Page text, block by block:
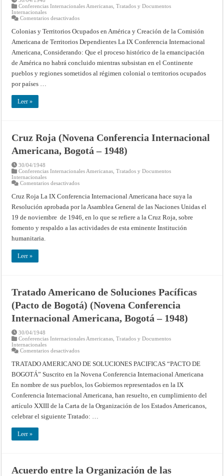
Conferencias Internacionales Americanas ,Tratados y Documentos
Internacionales
Comentarios desactivadosen
y
territorios
ocupados
América
y
creación
de
la
Bogotá
1948)
Colonias y Territorios Ocupados en América y Creación de la Comisión
Americana de Territorios Dependientes La IX Conferencia Internacional
Americana, Considerando: Que el proceso histórico de la emancipación
de América no habrá concluido mientras subsistan en el Continente
pueblos y regiones sometidos al régimen colonial o territorios ocupados
por países …
Leer »
Cruz Roja (Novena Conferencia Internacional
Americana, Bogotá – 1948)
30/04/1948
Conferencias Internacionales Americanas ,Tratados y Documentos
Internacionales
Comentarios desactivadosen
Roja
(Novena
Conferencia
Americana,
Bogotá
–
Cruz Roja La IX Conferencia Internacional Americana hace suya la
Resolución aprobada por la Asamblea General de las Naciones Unidas el
19 de noviembre de 1946, en lo que se refiere a la Cruz Roja, sobre
fomento y respaldo a las actividades de esta eminente Institución
humanitaria.
Leer »
Tratado Americano de Soluciones Pacíficas
(Pacto de Bogotá) (Novena Conferencia
Internacional Americana, Bogotá – 1948)
30/04/1948
Conferencias Internacionales Americanas ,Tratados y Documentos
Internacionales
Comentarios desactivadosen
Americano
de
Soluciones
(Pacto
de
Bogotá)
(Novena
Conferencia
Internacional
TRATADO AMERICANO DE SOLUCIONES PACIFICAS “PACTO DE
BOGOTÁ” Suscrito en la Novena Conferencia Internacional Americana
En nombre de sus pueblos, los Gobiernos representados en la IX
Conferencia Internacional Americana, han resuelto, en cumplimiento del
artículo XXIII de la Carta de la Organización de los Estados Americanos,
celebrar el siguiente Tratado: …
Leer »
Acuerdo entre la Organización de las